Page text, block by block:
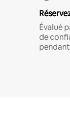
Évalué
de